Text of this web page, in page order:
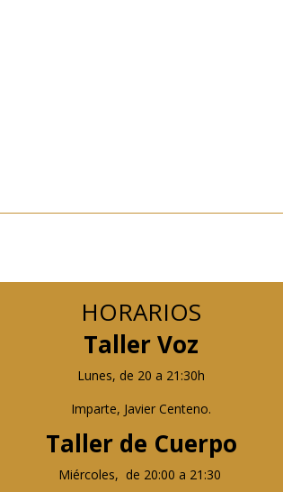
HORARIOS
Taller Voz
Lunes, de 20 a 21:30h
Imparte, Javier Centeno.
Taller de Cuerpo
Miércoles, de 20:00 a 21:30